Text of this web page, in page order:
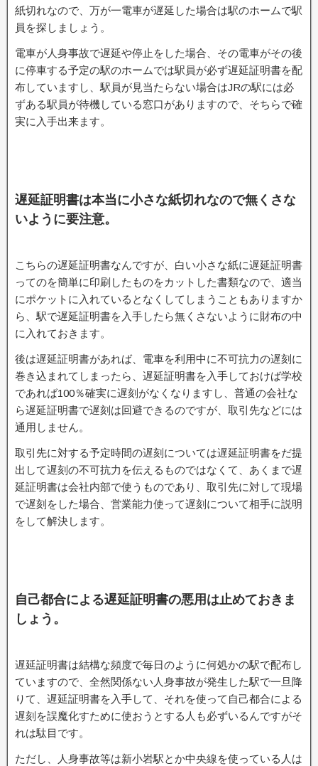
紙切れなので、万が一電車が遅延した場合は駅のホームで駅
員を探しましょう。
電車が人身事故で遅延や停止をした場合、その電車がその後
に停車する予定の駅のホームでは駅員が必ず遅延証明書を配
布していますし、駅員が見当たらない場合はJRの駅には必
ずある駅員が待機している窓口がありますので、そちらで確
実に入手出来ます。
遅延証明書は本当に小さな紙切れなので無くさな
いように要注意。
こちらの遅延証明書なんですが、白い小さな紙に遅延証明書
ってのを簡単に印刷したものをカットした書類なので、適当
にポケットに入れているとなくしてしまうこともありますか
ら、駅で遅延証明書を入手したら無くさないように財布の中
に入れておきます。
後は遅延証明書があれば、電車を利用中に不可抗力の遅刻に
巻き込まれてしまったら、遅延証明書を入手しておけば学校
であれば100％確実に遅刻がなくなりますし、普通の会社な
ら遅延証明書で遅刻は回避できるのですが、取引先などには
通用しません。
取引先に対する予定時間の遅刻については遅延証明書をだ提
出して遅刻の不可抗力を伝えるものではなくて、あくまで遅
延証明書は会社内部で使うものであり、取引先に対して現場
で遅刻をした場合、営業能力使って遅刻について相手に説明
をして解決します。
自己都合による遅延証明書の悪用は止めておきま
しょう。
遅延証明書は結構な頻度で毎日のように何処かの駅で配布し
ていますので、全然関係ない人身事故が発生した駅で一旦降
りて、遅延証明書を入手して、それを使って自己都合による
遅刻を誤魔化すために使おうとする人も必ずいるんですがそ
れは駄目です。
ただし、人身事故等は新小岩駅とか中央線を使っている人は